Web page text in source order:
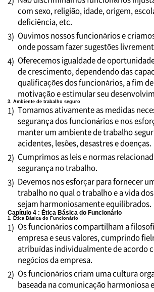
com sexo, religião, idade, origem,
deficiência, etc.
3) Ouvimos nossos funcionários e
onde possam fazer sugestões
4) Oferecemos igualdade de
de crescimento, dependendo das
qualificações dos funcionários, a fim
motivação e estimular seu
3. Ambiente de trabalho seguro
1) Tomamos ativamente as medidas
segurança dos funcionários e nos
manter um ambiente de trabalho
acidentes, lesões, desastres e doenças.
2) Cumprimos as leis e normas
segurança no trabalho.
3) Devemos nos esforçar para fornecer
trabalho no qual o trabalho e a vida
sejam harmoniosamente equilibrados.
Capítulo 4 : Ética Básica do Funcionário
1. Ética Básica do Funcionário
1) Os funcionários compartilham a
empresa e seus valores, cumprindo
atribuídas individualmente de acordo
negócios da empresa.
2) Os funcionários criam uma cultura
baseada na comunicação harmoniosa